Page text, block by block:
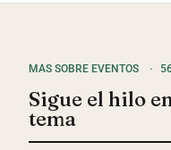
MAS SOBRE EVENTOS ·
Sigue el hilo
tema